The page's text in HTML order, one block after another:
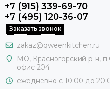
+7 (915) 339-69-70
+7 (495) 120-36-07
Заказать звонок
zakaz@qweenkitchen.ru
МО, Красногорский р-н,
офис 204
ежедневно с 10:00 до